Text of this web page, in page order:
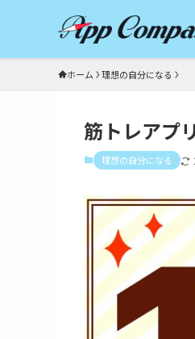
ホーム 理想の自分になる
筋トレアプ
理想の自分になる